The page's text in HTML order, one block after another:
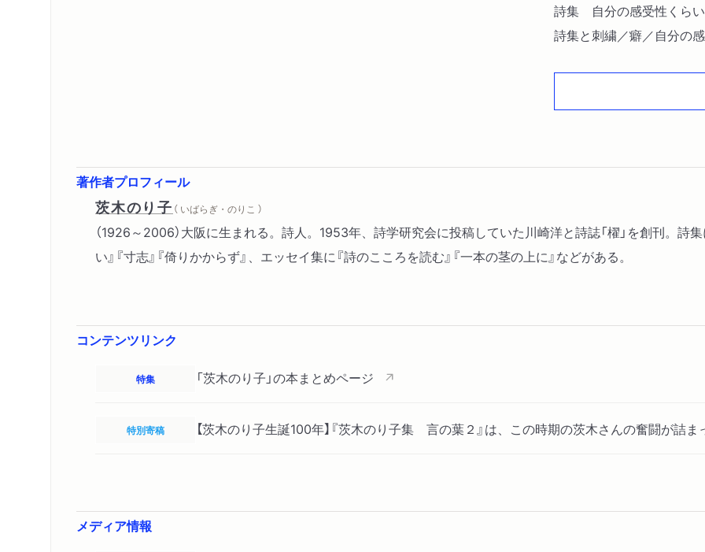
詩集 自分の感受性くらい
詩集と刺繍／癖／自分の
／系図／木の実／四海波
＊エッセイ
詩／散文／東北弁／百年目
初出一覧
著作者プロフィール
茨木のり子 （ いばらぎ・のりこ ）
（1926～2006）大阪に生まれる。詩人。1953年、詩学研究会に投稿していた川崎洋と詩誌「櫂」を創刊。詩集
い』『寸志』『倚りかからず』、エッセイ集に『詩のこころを読む』『一本の茎の上に』などがある。
コンテンツリンク
特集 「茨木のり子」の本まとめページ
特別寄稿 【茨木のり子生誕100年】『茨木のり子集 言の葉２』は、この時期の茨木さんの奮闘が詰
メディア情報